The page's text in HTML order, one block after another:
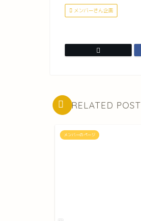
メンバーさん企画
RELATED POST
メンバーのページ